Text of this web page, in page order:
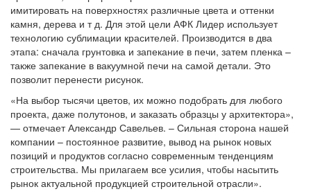
имитировать на поверхностях различные цвета и оттенки
камня, дерева и т д. Для этой цели АФК Лидер использует
технологию сублимации красителей. Производится в два
этапа: сначала грунтовка и запекание в печи, затем пленка –
также запекание в вакуумной печи на самой детали. Это
позволит перенести рисунок.
«На выбор тысячи цветов, их можно подобрать для любого
проекта, даже полутонов, и заказать образцы у архитектора»,
— отмечает Александр Савельев. – Сильная сторона нашей
компании – постоянное развитие, вывод на рынок новых
позиций и продуктов согласно современным тенденциям
строительства. Мы прилагаем все усилия, чтобы насытить
рынок актуальной продукцией строительной отрасли».